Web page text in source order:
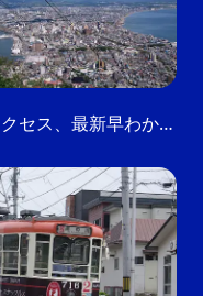
函館山へのアクセス、最新早わかりガイド